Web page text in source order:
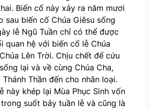
Biến cố này xảy ra năm mươi
sau biến cố Chúa Giêsu sống
lễ Ngũ Tuần chỉ có thể được
quan hệ với biến cố lễ Chúa
Lên Trời. Chịu chết để cứu
lại và về cùng Chúa Cha,
Thần đến cho nhân loại.
này khép lại Mùa Phục Sinh vốn
suốt bảy tuần lễ và cũng là